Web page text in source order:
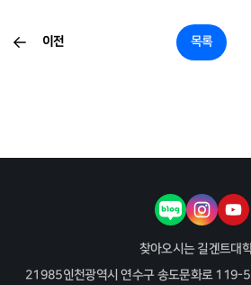
이전 목록
블로그인스타
찾아오시는 길겐트대
21985인천광역시 연수구 송도문화로 119-